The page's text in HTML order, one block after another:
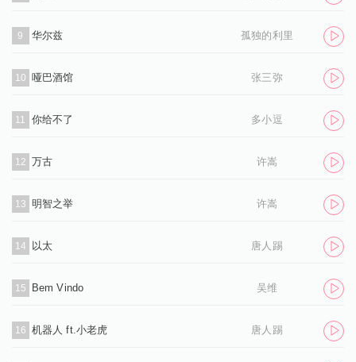
9 华尔兹 孤独的利里
10 哑巴酒馆 张三弥
11 你给不了 多小逗
12 万古 许嵩
13 明智之举 许嵩
14 以太 唐人踢
15 Bem Vindo 吴维
16 机器人 ft.小老虎 唐人踢